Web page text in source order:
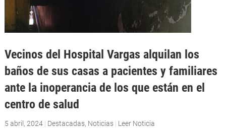
Vecinos del Hospital Vargas alquilan los
baños de sus casas a pacientes y familiares
ante la inoperancia de los que están en el
centro de salud
5 abril, 2024| Destacadas, Noticias | Leer Noticia